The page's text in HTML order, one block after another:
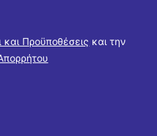
και Προϋποθέσεις και την